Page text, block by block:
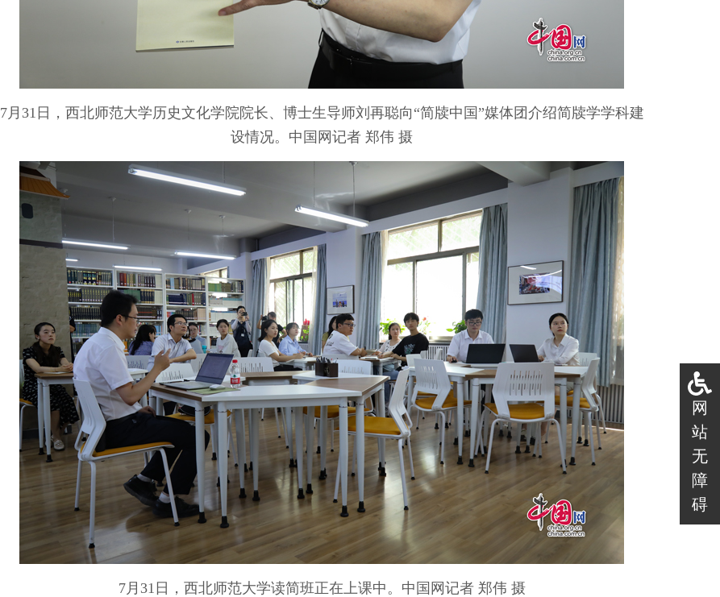
网
站
无
障
碍
7月31日，西北师范大学历史文化学院院长、博士生导师刘再聪向“简牍中国”媒体团介绍简牍学学科建
设情况。中国网记者 郑伟 摄
7月31日，西北师范大学读简班正在上课中。中国网记者 郑伟 摄